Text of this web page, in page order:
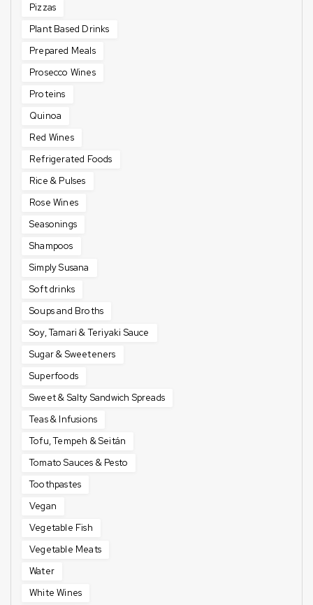
Pizzas
Plant Based Drinks
Prepared Meals
Prosecco Wines
Proteins
Quinoa
Red Wines
Refrigerated Foods
Rice & Pulses
Rose Wines
Seasonings
Shampoos
Simply Susana
Soft drinks
Soups and Broths
Soy, Tamari & Teriyaki Sauce
Sugar & Sweeteners
Superfoods
Sweet & Salty Sandwich Spreads
Teas & Infusions
Tofu, Tempeh & Seitán
Tomato Sauces & Pesto
Toothpastes
Vegan
Vegetable Fish
Vegetable Meats
Water
White Wines